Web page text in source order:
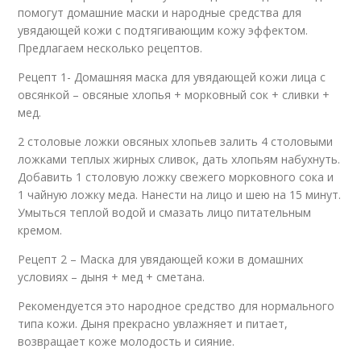
помогут домашние маски и народные средства для
увядающей кожи с подтягивающим кожу эффектом.
Предлагаем несколько рецептов.
Рецепт 1- Домашняя маска для увядающей кожи лица с
овсянкой – овсяные хлопья + морковный сок + сливки +
мед.
2 столовые ложки овсяных хлопьев залить 4 столовыми
ложками теплых жирных сливок, дать хлопьям набухнуть.
Добавить 1 столовую ложку свежего морковного сока и
1 чайную ложку меда. Нанести на лицо и шею на 15 минут.
Умыться теплой водой и смазать лицо питательным
кремом.
Рецепт 2 – Маска для увядающей кожи в домашних
условиях – дыня + мед + сметана.
Рекомендуется это народное средство для нормального
типа кожи. Дыня прекрасно увлажняет и питает,
возвращает коже молодость и сияние.